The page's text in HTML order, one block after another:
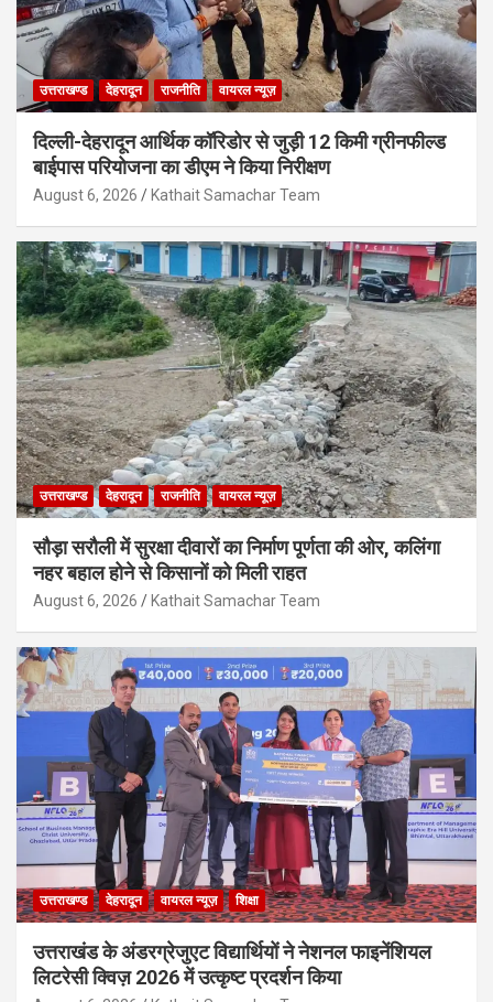
उत्तराखण्ड देहरादून राजनीति वायरल न्यूज़
दिल्ली-देहरादून आर्थिक कॉरिडोर से जुड़ी 12 किमी ग्रीनफील्ड
बाईपास परियोजना का डीएम ने किया निरीक्षण
August 6, 2026 Kathait Samachar Team
उत्तराखण्ड देहरादून राजनीति वायरल न्यूज़
सौड़ा सरौली में सुरक्षा दीवारों का निर्माण पूर्णता की ओर, कलिंगा
नहर बहाल होने से किसानों को मिली राहत
August 6, 2026 Kathait Samachar Team
उत्तराखण्ड देहरादून वायरल न्यूज़ शिक्षा
उत्तराखंड के अंडरग्रेजुएट विद्यार्थियों ने नेशनल फाइनेंशियल
लिटरेसी क्विज़ 2026 में उत्कृष्ट प्रदर्शन किया